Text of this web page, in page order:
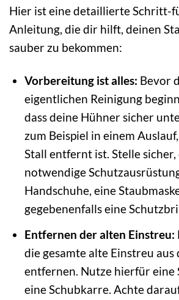
Hier ist eine detaillierte Schritt-
Anleitung, die dir hilft, deinen
sauber zu bekommen:
Vorbereitung ist alles: Bevor
eigentlichen Reinigung
dass deine Hühner sicher
zum Beispiel in einem
Stall entfernt ist. Stelle sicher,
notwendige
Handschuhe, eine
gegebenenfalls eine
Entfernen der alten Einstreu:
die gesamte alte Einstreu aus
entfernen. Nutze hierfür eine
eine Schubkarre. Achte